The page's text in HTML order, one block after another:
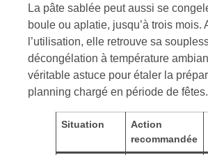
La pâte sablée peut aussi se
boule ou aplatie, jusqu’à trois mois.
l’utilisation, elle retrouve sa
décongélation à température
véritable astuce pour étaler la
planning chargé en période de fêtes.
Situation
Action
recommandée